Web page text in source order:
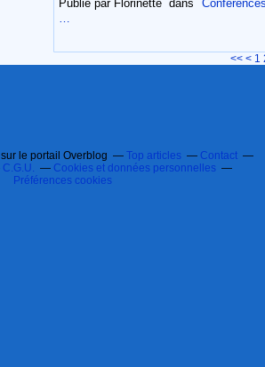
Publié par Florinette dans
…
<< < 1
sur le portail Overblog Top articles
Contact
C.G.U.
Cookies et données personnelles
Préférences cookies